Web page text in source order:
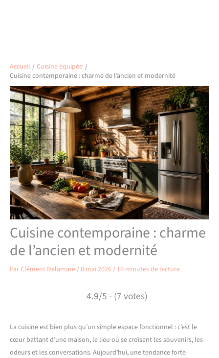
Accueil
Cuisine équipée
Cuisine contemporaine : charme de l’ancien et modernité
Cuisine contemporaine : charme
de l’ancien et modernité
ParClément Delamare/8 mai 2026/ 10 minutes de lecture
4.9/5 - (7 votes)
La cuisine est bien plus qu’un simple espace fonctionnel : c’est le
cœur battant d’une maison, le lieu où se croisent les souvenirs, les
odeurs et les conversations. Aujourd’hui, une tendance forte